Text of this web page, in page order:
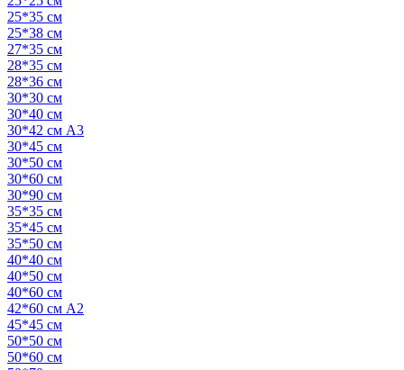
25*35 см
25*38 см
27*35 см
28*35 см
28*36 см
30*30 см
30*40 см
30*42 см А3
30*45 см
30*50 см
30*60 см
30*90 см
35*35 см
35*45 см
35*50 см
40*40 см
40*50 см
40*60 см
42*60 см А2
45*45 см
50*50 см
50*60 см